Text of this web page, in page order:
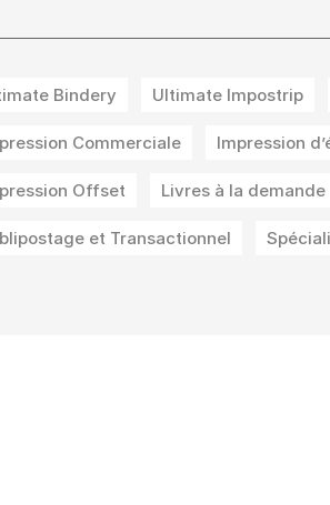
Bindery Ultimate Impostrip
Commerciale Impression
Offset Livres à la demande
et Transactionnel